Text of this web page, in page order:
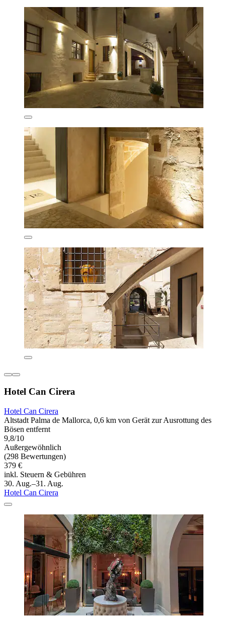
Hotel Can Cirera
Hotel Can Cirera
Altstadt Palma de Mallorca, 0,6 km von Gerät zur Ausrottung des
Bösen entfernt
9,8/10
Außergewöhnlich
(298 Bewertungen)
379 €
inkl. Steuern & Gebühren
30. Aug.–31. Aug.
Hotel Can Cirera